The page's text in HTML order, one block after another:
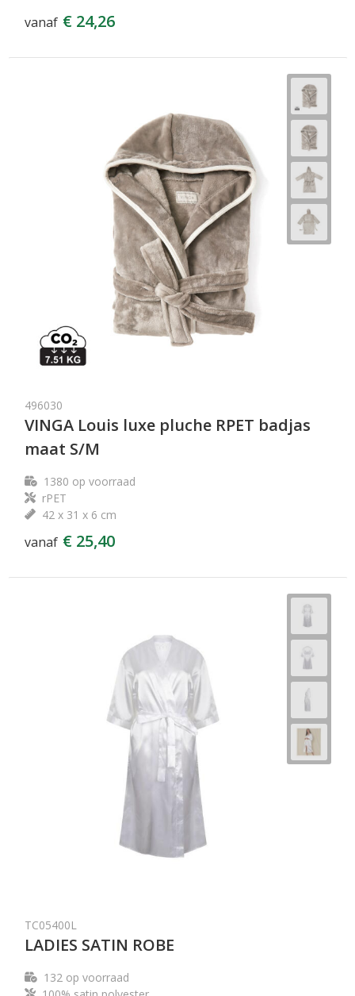
vanaf € 24,26
496030
VINGA Louis luxe pluche RPET badjas
maat S/M
1380 op voorraad
rPET
42 x 31 x 6 cm
vanaf € 25,40
TC05400L
LADIES SATIN ROBE
132op voorraad